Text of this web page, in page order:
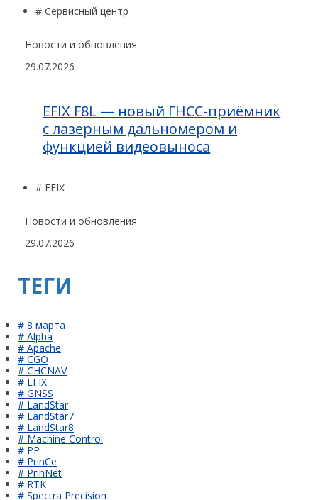
# Сервисный центр
Новости и обновления
29.07.2026
EFIX F8L — новый ГНСС-приёмник
с лазерным дальномером и
функцией видеовыноса
# EFIX
Новости и обновления
29.07.2026
ТЕГИ
# 8 марта
# Alpha
# Apache
# CGO
# CHCNAV
# EFIX
# GNSS
# LandStar
# LandStar7
# LandStar8
# Machine Control
# PP
# PrinCe
# PrinNet
# RTK
# Spectra Precision